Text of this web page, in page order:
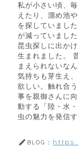
私が小さい頃、
えたり、溜め池
を探していまし
が減っていまし
昆虫探しに出か
生まれました。
まえられないな
気持ちも芽生え
欲しい。触れ合
事を親御さんに
動する「陸・水
虫の魅力を発信
BLOG：